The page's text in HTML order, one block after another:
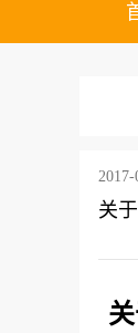
2017-
关